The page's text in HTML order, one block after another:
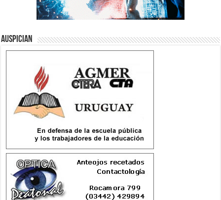
Auspician